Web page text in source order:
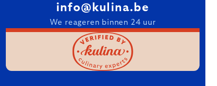
info@kulina.be
We reageren binnen 24 uur